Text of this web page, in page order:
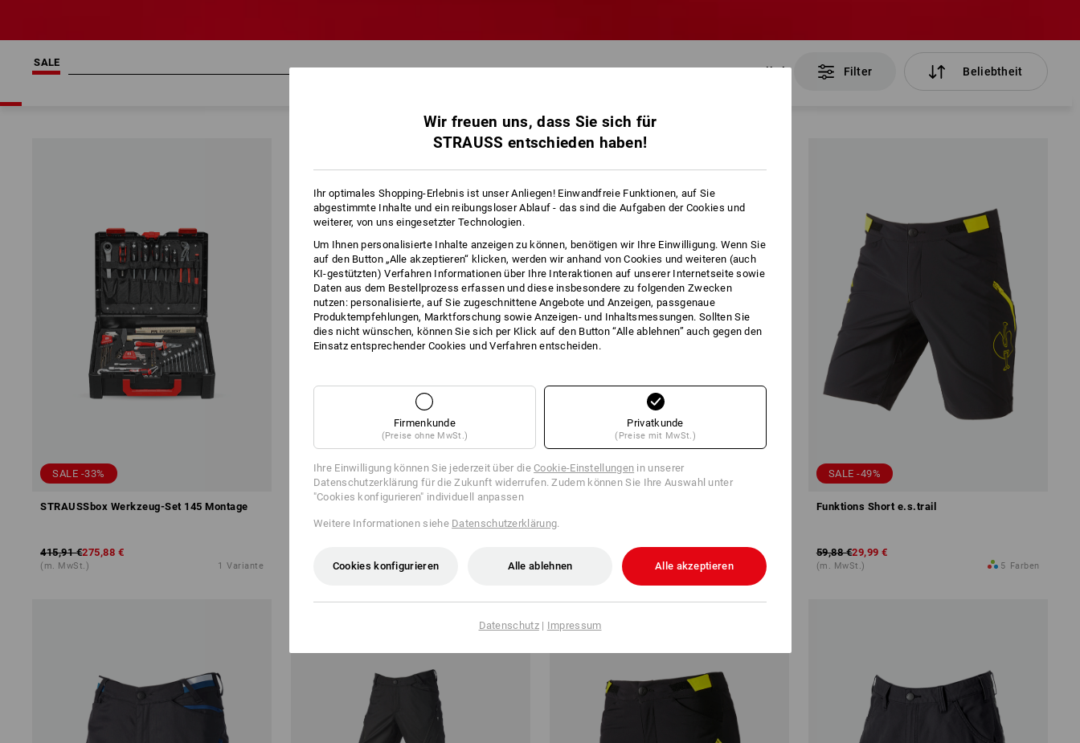
SALE
222 Artikel Filter Beliebtheit
SALE -33%
STRAUSSbox Werkzeug-Set 145 Montage
415,91 €275,88 €
(m. MwSt.) 1 Variante
SETPREIS -28%
STRAUSSbox Ladungssicherung-Set 215
midi
(m. MwSt.) Variante
SETPREIS -30%
(m. MwSt.) Variante
SALE -49%
Funktions Short e.s.trail
59,88 €29,99 €
(m. MwSt.) 5 Farben
Wir freuen uns, dass Sie sich für
STRAUSS entschieden haben!
Ihr optimales Shopping-Erlebnis ist unser Anliegen! Einwandfreie Funktionen, auf Sie
abgestimmte Inhalte und ein reibungsloser Ablauf - das sind die Aufgaben der Cookies und
weiterer, von uns eingesetzter Technologien.
Um Ihnen personalisierte Inhalte anzeigen zu können, benötigen wir Ihre Einwilligung. Wenn Sie
auf den Button „Alle akzeptieren“ klicken, werden wir anhand von Cookies und weiteren (auch
KI-gestützten) Verfahren Informationen über Ihre Interaktionen auf unserer Internetseite sowie
Daten aus dem Bestellprozess erfassen und diese insbesondere zu folgenden Zwecken
nutzen: personalisierte, auf Sie zugeschnittene Angebote und Anzeigen, passgenaue
Produktempfehlungen, Marktforschung sowie Anzeigen- und Inhaltsmessungen. Sollten Sie
dies nicht wünschen, können Sie sich per Klick auf den Button “Alle ablehnen” auch gegen den
Einsatz entsprechender Cookies und Verfahren entscheiden.
Firmenkunde
(Preise ohne MwSt.)
Privatkunde
(Preise mit MwSt.)
Ihre Einwilligung können Sie jederzeit über dieCookie-Einstellungen in unserer
Datenschutzerklärung für die Zukunft widerrufen. Zudem können Sie Ihre Auswahl unter
"Cookies konfigurieren" individuell anpassen
Weitere Informationen siehe Datenschutzerklärung.
Cookies konfigurieren Alle ablehnen Alle akzeptieren
Datenschutz| Impressum